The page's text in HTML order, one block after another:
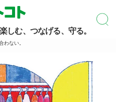
しむ、つなげる、守る。
わない。